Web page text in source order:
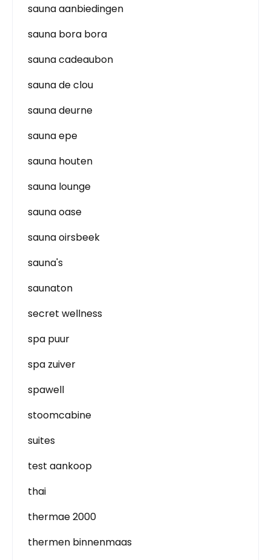
sauna aanbiedingen
sauna bora bora
sauna cadeaubon
sauna de clou
sauna deurne
sauna epe
sauna houten
sauna lounge
sauna oase
sauna oirsbeek
sauna's
saunaton
secret wellness
spa puur
spa zuiver
spawell
stoomcabine
suites
test aankoop
thai
thermae 2000
thermen binnenmaas